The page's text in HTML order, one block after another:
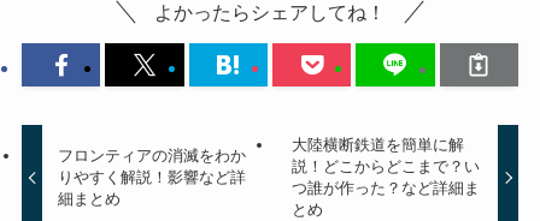
よかったらシェアしてね！
フロンティアの消滅をわか
りやすく解説！影響など詳
細まとめ
大陸横断鉄道を簡単に解
説！どこからどこまで？い
つ誰が作った？など詳細ま
とめ